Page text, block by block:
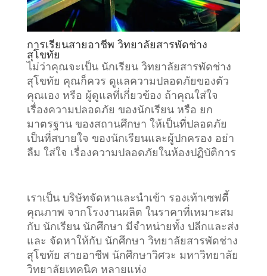
การเรียนสายอาชีพ วิทยาลัยสารพัดช่าง
สุโขทัย
ไม่ว่าคุณจะเป็น นักเรียน วิทยาลัยสารพัดช่าง
สุโขทัย คุณก็ควร ดูแลความปลอดภัยของตัว
คุณเอง หรือ ผู้ดูแลที่เกี่ยวข้อง ถ้าคุณใส่ใจ
เรื่องความปลอดภัย ของนักเรียน หรือ ยก
มาตรฐาน ของสถานศึกษา ให้เป็นที่ปลอดภัย
เป็นที่สบายใจ ของนักเรียนและผู้ปกครอง อย่า
ลืม ใส่ใจ เรื่องความปลอดภัยในห้องปฏิบัติการ
เราเป็น บริษัทจัดหาและนำเข้า รองเท้าเซฟตี้
คุณภาพ จากโรงงานผลิต ในราคาที่เหมาะสม
กับ นักเรียน นักศึกษา มีจำหน่ายทั้ง ปลีกและส่ง
และ จัดหาให้กับ นักศึกษา วิทยาลัยสารพัดช่าง
สุโขทัย สายอาชีพ นักศึกษาวิศวะ มหาวิทยาลัย
วิทยาลัยเทคนิค หลายแห่ง